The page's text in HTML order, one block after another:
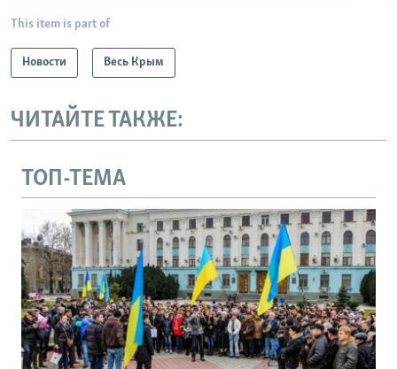
This item is part of
Новости Весь Крым
ЧИТАЙТЕ ТАКЖЕ:
ТОП-ТЕМА